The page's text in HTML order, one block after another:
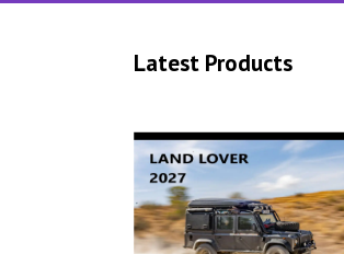
Latest Products